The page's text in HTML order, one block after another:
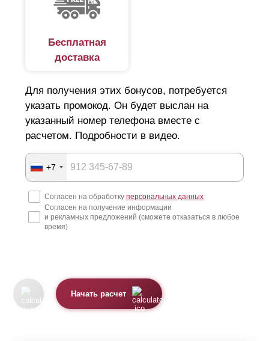
Бесплатная
доставка
Для получения этих бонусов, потребуется
указать промокод. Он будет выслан на
указанный номер телефона вместе с
расчетом. Подробности в видео.
+7
Согласен на обработку персональных данных
Согласен на получение информации
и рекламных предложений (сможете отказаться в любое
время)
Начать расчет